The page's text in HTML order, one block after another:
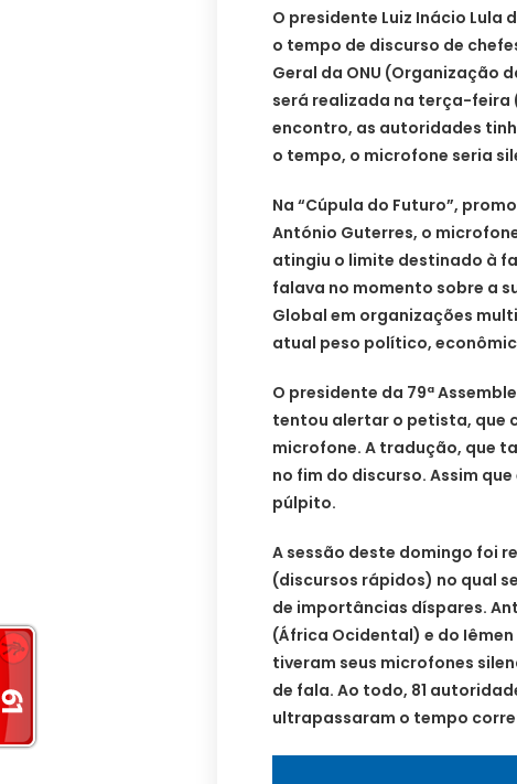
O presidente Luiz Inácio Lula
o tempo de discurso de
Geral da ONU (Organização
será realizada na terça-feira
encontro, as autoridades
o tempo, o microfone seria
Na “Cúpula do Futuro”,
António Guterres, o
atingiu o limite destinado à
falava no momento sobre a
Global em organizações
atual peso político,
O presidente da 79ª
tentou alertar o petista, que
microfone. A tradução, que
no fim do discurso. Assim
púlpito.
A sessão deste domingo foi
(discursos rápidos) no qual
de importâncias díspares.
(África Ocidental) e do
tiveram seus microfones
de fala. Ao todo, 81
ultrapassaram o tempo